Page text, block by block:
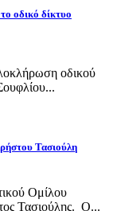
οδικό δίκτυο
οδικού
Τασιούλη
Ομίλου
Τασιούλης. Ο...